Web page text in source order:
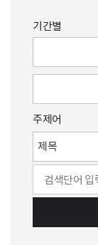
기간별
주제어